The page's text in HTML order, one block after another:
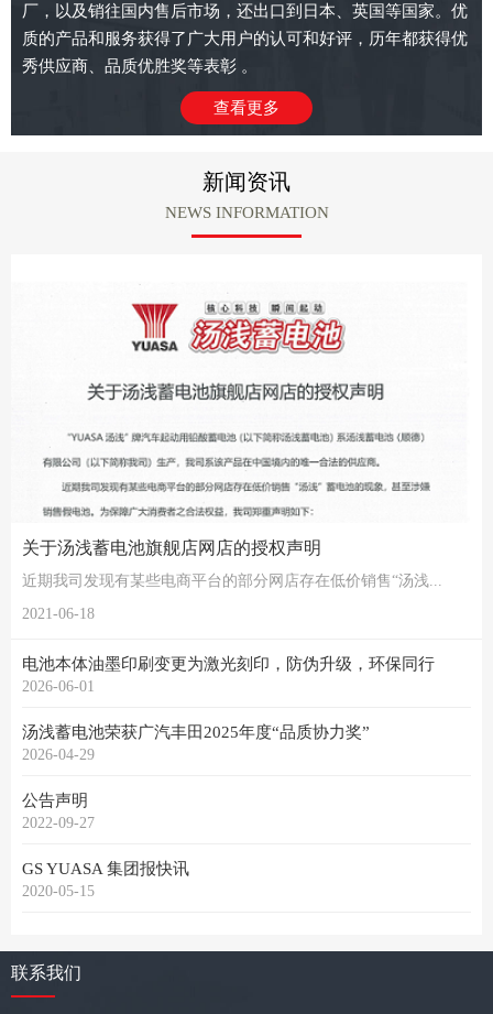
厂，以及销往国内售后市场，还出口到日本、英国等国家。优
质的产品和服务获得了广大用户的认可和好评，历年都获得优
秀供应商、品质优胜奖等表彰 。
查看更多
新闻资讯
NEWS INFORMATION
关于汤浅蓄电池旗舰店网店的授权声明
近期我司发现有某些电商平台的部分网店存在低价销售“汤浅...
2021-06-18
电池本体油墨印刷变更为激光刻印，防伪升级，环保同行
2026-06-01
汤浅蓄电池荣获广汽丰田2025年度“品质协力奖”
2026-04-29
公告声明
2022-09-27
GS YUASA 集团报快讯
2020-05-15
联系我们